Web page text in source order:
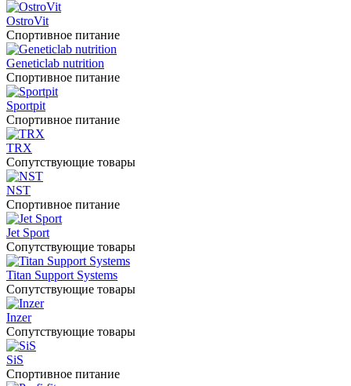
OstroVit
Спортивное питание
Geneticlab nutrition
Спортивное питание
Sportpit
Спортивное питание
TRX
Сопутствующие товары
NST
Спортивное питание
Jet Sport
Сопутствующие товары
Titan Support Systems
Сопутствующие товары
Inzer
Сопутствующие товары
SiS
Спортивное питание